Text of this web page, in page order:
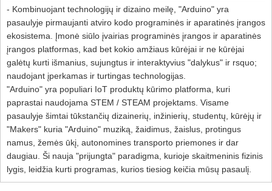
- Kombinuojant technologijų ir dizaino meilę, "Arduino" yra
pasaulyje pirmaujanti atviro kodo programinės ir aparatinės įrangos
ekosistema. Įmonė siūlo įvairias programinės įrangos ir aparatinės
įrangos platformas, kad bet kokio amžiaus kūrėjai ir ne kūrėjai
galėtų kurti išmanius, sujungtus ir interaktyvius "dalykus" ir rsquo;
naudojant įperkamas ir turtingas technologijas.
"Arduino" yra populiari IoT produktų kūrimo platforma, kuri
paprastai naudojama STEM / STEAM projektams. Visame
pasaulyje šimtai tūkstančių dizainerių, inžinierių, studentų, kūrėjų ir
"Makers" kuria "Arduino" muziką, žaidimus, žaislus, protingus
namus, žemės ūkį, autonomines transporto priemones ir dar
daugiau. Ši nauja "prijungta" paradigma, kurioje skaitmeninis fizinis
lygis, leidžia kurti programas, kurios tiesiog keičia mūsų pasaulį.